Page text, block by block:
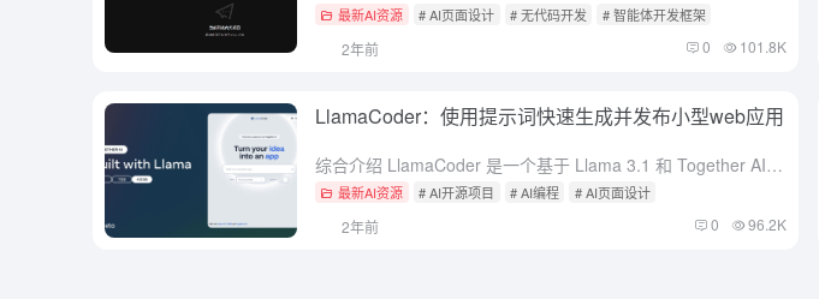
最新AI资源 # AI页面设计 # 无代码开发 # 智能体开发框架
2年前 0 101.8K
LlamaCoder：使用提示词快速生成并发布小型web应用
综合介绍 LlamaCoder 是一个基于 Llama 3.1 和 Together AI 的开源代码生成工具。它可以通过简单的提示生成小型应用程序，适合开发者快速实现创意。LlamaCoder 提供...
最新AI资源 # AI开源项目 # AI编程 # AI页面设计
2年前 0 96.2K